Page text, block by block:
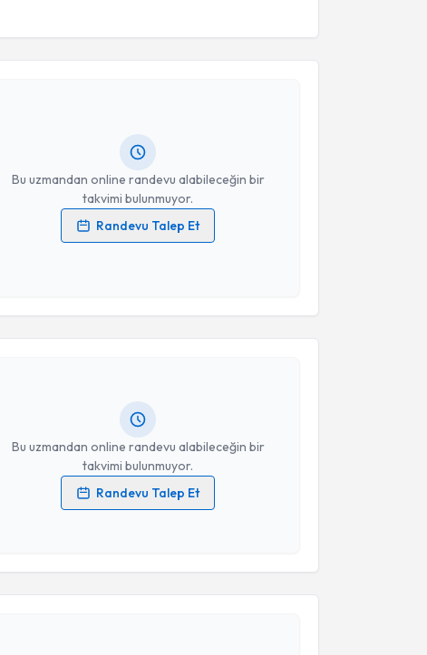
Bu uzmandan online randevu alabileceğin bir
takvimi bulunmuyor.
Randevu Talep Et
Takvimi Talebi
Bilim
verilerimin işlenmesine ilişkinAydınlatma Metni
Takvim Talebini Gönder
Bu uzmandan online randevu alabileceğin bir
takvimi bulunmuyor.
Randevu Talep Et
verilerimin işlenmesine ilişkinAydınlatma Metni
Takvimi Talebi